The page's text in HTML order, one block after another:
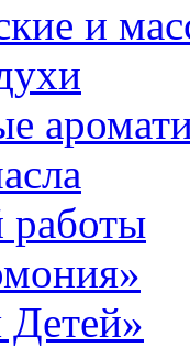
и
Детей»